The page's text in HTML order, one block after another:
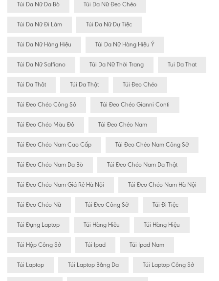
Túi Da Nữ Da Bò Túi Da Nữ Đeo Chéo
Túi Da Nữ Đi Làm Túi Da Nữ Dự Tiệc
Túi Da Nữ Hàng Hiệu Túi Da Nữ Hàng Hiệu Ý
Túi Da Nữ Saffiano Túi Da Nữ Thời Trang Tui Da That
Túi Da Thât Túi Da Thật Túi Đeo Chéo
Túi Đeo Chéo Công Sở Túi Đeo Chéo Gianni Conti
Túi Đeo Chéo Màu Đỏ Túi Đeo Chéo Nam
Túi Đeo Chéo Nam Cao Cấp Túi Đeo Chéo Nam Công Sở
Túi Đeo Chéo Nam Da Bò Túi Đeo Chéo Nam Da Thật
Túi Đeo Chéo Nam Giá Rẻ Hà Nội Túi Đeo Chéo Nam Hà Nội
Túi Đeo Chéo Nữ Túi Đeo Công Sở Túi Đi Tiệc
Túi Đựng Laptop Túi Hàng Hiêu Túi Hàng Hiệu
Túi Hộp Công Sở Túi Ipad Túi Ipad Nam
Túi Laptop Túi Laptop Bằng Da Túi Laptop Công Sở